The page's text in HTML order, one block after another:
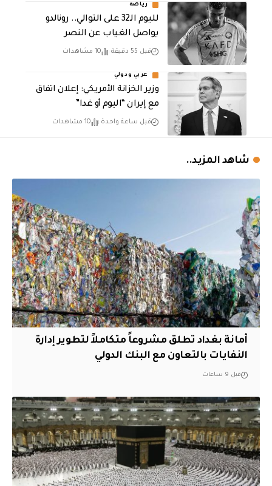
رياضة
لليوم الـ32 على التوالي.. رونالدو
يواصل الغياب عن النصر
قبل 55 دقيقة 10 مشاهدات
عربي ودولي
وزير الخزانة الأمريكي: إعلان اتفاق
مع إيران “اليوم أو غدا”
قبل ساعة واحدة 10 مشاهدات
شاهد المزيد..
أمانة بغداد تطلق مشروعاً متكاملاً لتطوير إدارة
النفايات بالتعاون مع البنك الدولي
قبل 9 ساعات